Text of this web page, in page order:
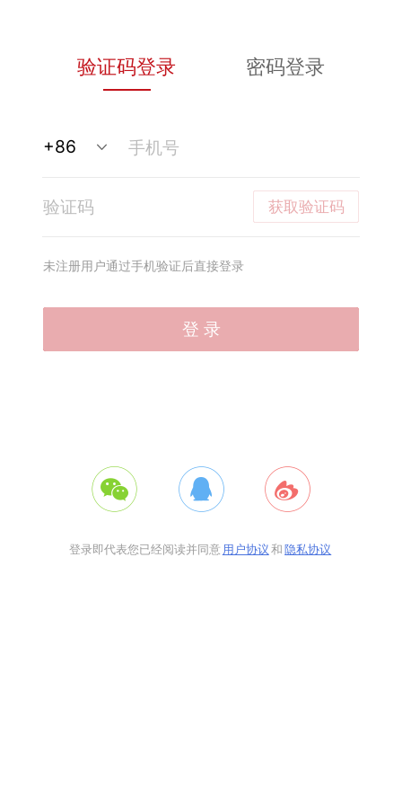
验证码登录 密码登录
获取验证码
未注册用户通过手机验证后直接登录
登 录
登录即代表您已经阅读并同意用户协议和隐私协议